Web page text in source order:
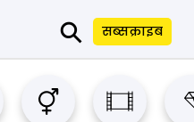
⚲ सब्सक्राइब